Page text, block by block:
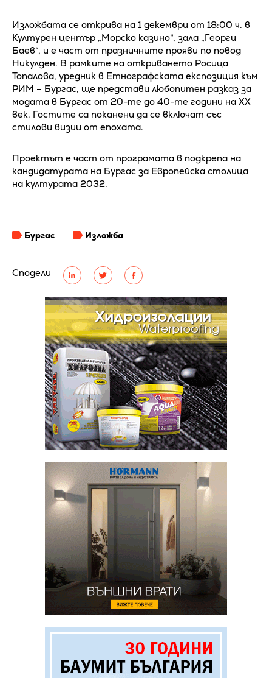
Сподели
Изложбата се открива на 1 декември от 18:00 ч. в
Културен център „Морско казино“, зала „Георги
Баев“, и е част от празничните прояви по повод
Никулден. В рамките на откриването Росица
Топалова, уредник в Етнографската експозиция към
РИМ – Бургас, ще представи любопитен разказ за
модата в Бургас от 20-те до 40-те години на ХХ
век. Гостите са поканени да се включат със
стилови визии от епохата.
Проектът е част от програмата в подкрепа на
кандидатурата на Бургас за Европейска столица
на културата 2032.
Бургас Изложба